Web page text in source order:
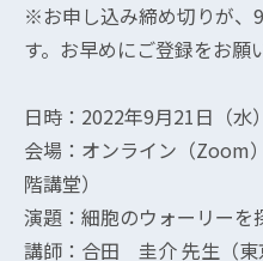
※お申し込み締め切りが、
す。お早めにご登録をお願
日時：2022年9月21日（水
会場：オンライン（Zoom
階講堂）
演題：細胞のウォーリーを
講師：合田 圭介 先生（東